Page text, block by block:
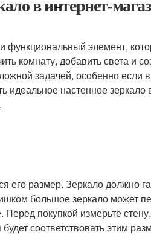
в интернет-
функциональный элемент,
комнату, добавить света и
задачей, особенно если
идеальное настенное зеркало
его размер. Зеркало должно
большое зеркало может
покупкой измерьте
соответствовать этим